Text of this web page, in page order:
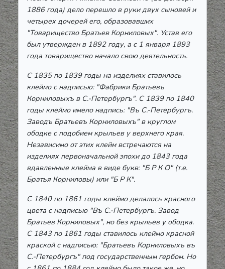
1886 года) дело перешло в руки двух сыновей и
четырех дочерей его, образовавших
"Товарищество Братьев Корниловых". Устав его
был утвержден в 1892 году, а с 1 января 1893
года товарищество начало свою деятельность.
С 1835 по 1839 годы на изделиях ставилось
клеймо с надписью: "Фабрики Братьевъ
Корниловыхъ в С.-Петербургъ". С 1839 по 1840
годы клеймо имело надпись: "Въ С.-Петербургъ.
Заводъ Братьевъ Корниловыхъ" в круглом
ободке с подобием крыльев у верхнего края.
Независимо от этих клейм встречаются на
изделиях первоначальной эпохи до 1843 года
вдавленные клейма в виде букв: "Б Р К О" (т.е.
Братья Корниловы) или "Б Р К".
С 1840 по 1861 годы клеймо делалось красного
цвета с надписью "Въ С.-Петербургъ. Завод
Братьев Корниловых", но без крыльев у ободка.
С 1843 по 1861 годы ставилось клеймо красной
краской с надписью: "Братьевъ Корниловыхъ въ
С.-Петербургъ" под государственным гербом. Но